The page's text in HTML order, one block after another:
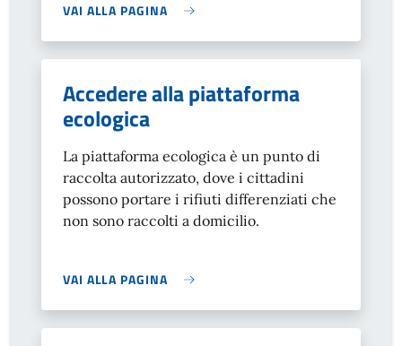
VAI ALLA PAGINA
Accedere alla piattaforma
ecologica
La piattaforma ecologica è un punto di
raccolta autorizzato, dove i cittadini
possono portare i rifiuti differenziati che
non sono raccolti a domicilio.
VAI ALLA PAGINA